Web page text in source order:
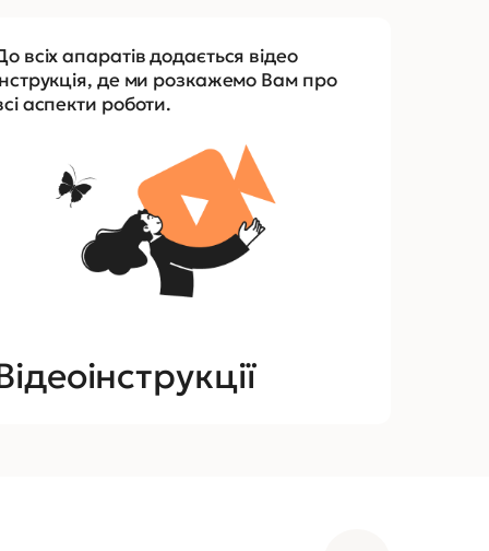
всіх апаратів додається відео
де ми розкажемо Вам про
аспекти роботи.